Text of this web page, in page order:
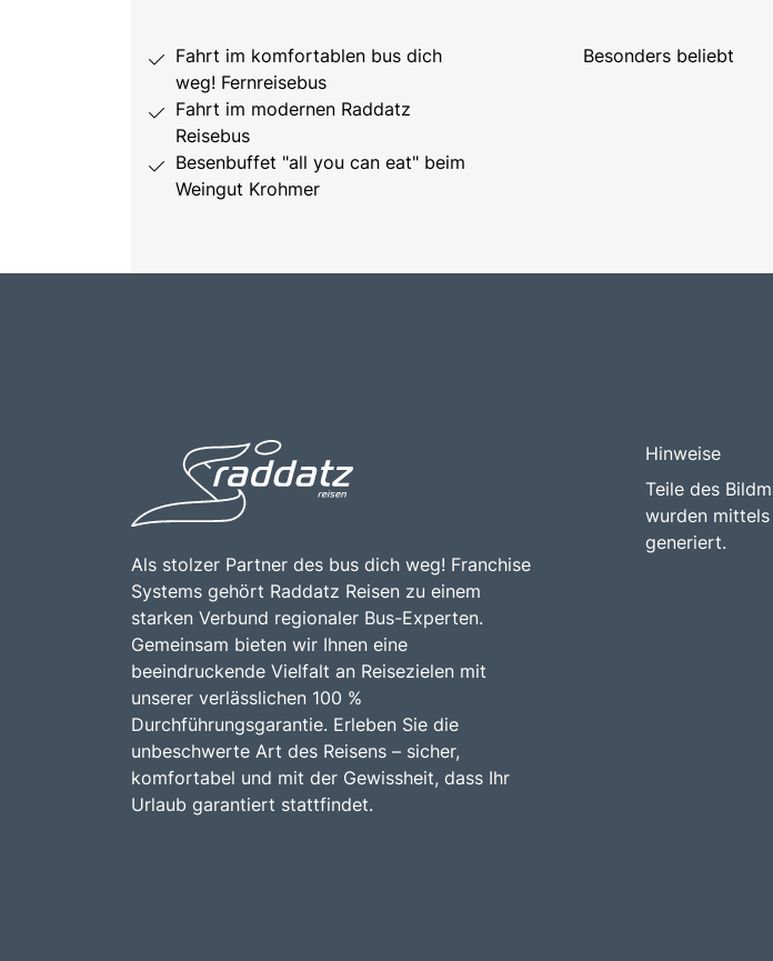
Fahrt im komfortablen bus dich
weg! Fernreisebus
Fahrt im modernen Raddatz
Reisebus
Besenbuffet "all you can eat" beim
Weingut Krohmer
Besonders beliebt
Als stolzer Partner des bus dich weg! Franchise
Systems gehört Raddatz Reisen zu einem
starken Verbund regionaler Bus-Experten.
Gemeinsam bieten wir Ihnen eine
beeindruckende Vielfalt an Reisezielen mit
unserer verlässlichen 100 %
Durchführungsgarantie. Erleben Sie die
unbeschwerte Art des Reisens – sicher,
komfortabel und mit der Gewissheit, dass Ihr
Urlaub garantiert stattfindet.
Hinweise
Teile des
wurden mittels
generiert.